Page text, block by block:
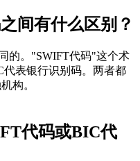
间有什么区别？
的。"SWIFT代码"这个术
表银行识别码。两者都
构。
代码或BIC代